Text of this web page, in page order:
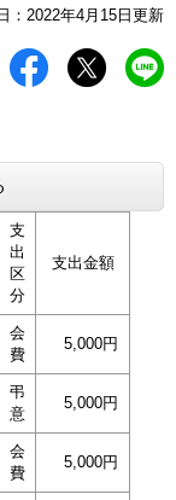
：2022年4月15日更新
支
出
区
分
支出金額
会
費
5,000円
弔
意
5,000円
会
費
5,000円